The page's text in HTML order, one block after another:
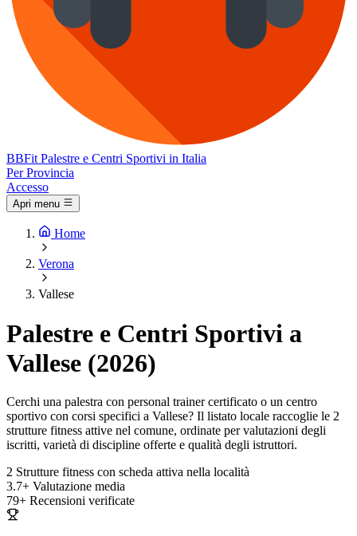
BBFit Palestre e Centri Sportivi in Italia
Per Provincia
Accesso
Apri menu
Home
Verona
Vallese
Palestre e Centri Sportivi a
Vallese (2026)
Cerchi una palestra con personal trainer certificato o un centro
sportivo con corsi specifici a Vallese? Il listato locale raccoglie le 2
strutture fitness attive nel comune, ordinate per valutazioni degli
iscritti, varietà di discipline offerte e qualità degli istruttori.
2 Strutture fitness con scheda attiva nella località
3.7+ Valutazione media
79+ Recensioni verificate